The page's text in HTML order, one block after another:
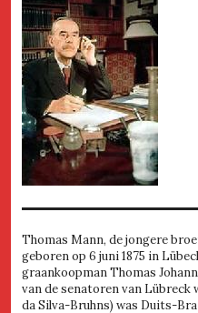
Thomas Mann, de jongere
geboren op 6 juni 1875 in
graankoopman Thomas
van de senatoren van Lübreck
da Silva-Bruhns) was Duits-